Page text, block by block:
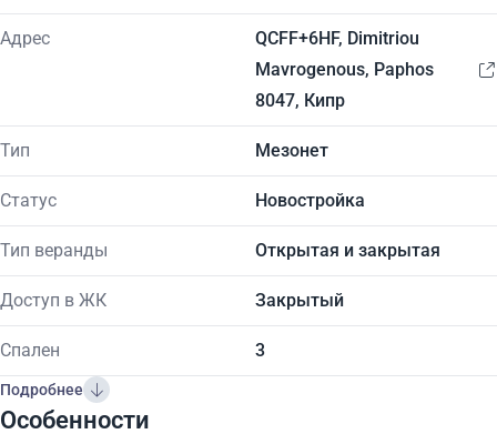
Адрес
QCFF+6HF, Dimitriou
Mavrogenous, Paphos
8047, Кипр
Тип Мезонет
Статус Новостройка
Тип веранды Открытая и закрытая
Доступ в ЖК Закрытый
Спален 3
Подробнее
Особенности